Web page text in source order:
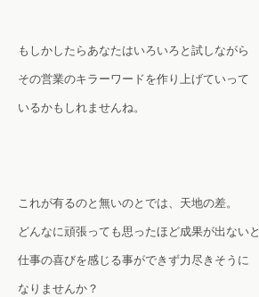
もしかしたらあなたはいろいろと試しながら
その営業のキラーワードを作り上げていって
いるかもしれませんね。
これが有るのと無いのとでは、天地の差。
どんなに頑張っても思ったほど成果が出ないと
仕事の喜びを感じる事ができず力尽きそうに
なりませんか？